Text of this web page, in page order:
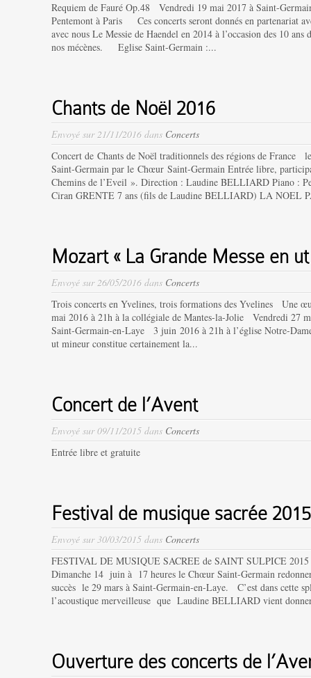
Requiem de Fauré Op.48 Vendredi 19 mai 2017 à Saint-
Pentemont à Paris Ces concerts seront donnés en partenariat
avec nous Le Messie de Haendel en 2014 à l’occasion des 10
nos mécènes. Eglise Saint-Germain :...
Chants de Noël 2016
Envoyé sur 21/11/2016 dans Concerts
Concert de Chants de Noël traditionnels des régions de France
Saint-Germain par le Chœur Saint-Germain Entrée libre,
Chemins de l’Eveil ». Direction : Laudine BELLIARD Piano :
Ciran GRENTE 7 ans (fils de Laudine BELLIARD) LA NOEL
Mozart « La Grande Messe en
Envoyé sur 26/05/2016 dans Concerts
Trois concerts en Yvelines, trois formations des Yvelines Une
mai 2016 à 21h à la collégiale de Mantes-la-Jolie Vendredi 27
Saint-Germain-en-Laye 3 juin 2016 à 21h à l’église Notre-
ut mineur constitue certainement la...
Concert de l’Avent
Envoyé sur 09/11/2015 dans Concerts
Entrée libre et gratuite
Festival de musique sacrée 2015
Envoyé sur 30/03/2015 dans Concerts
FESTIVAL DE MUSIQUE SACREE de SAINT SULPICE
Dimanche 14 juin à 17 heures le Chœur Saint-Germain
succès le 29 mars à Saint-Germain-en-Laye. C’est dans cette
l’acoustique merveilleuse que Laudine BELLIARD vient
Ouverture des concerts de